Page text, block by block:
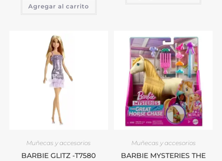
Agregar al carrito
Muñecas y accesorios
BARBIE GLITZ -T7580
Muñecas y accesorios
BARBIE MYSTERIES THE